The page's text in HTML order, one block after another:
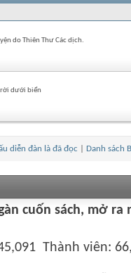
do Thiên Thư Các dịch.
dưới biển
diễn đàn là đã đọc Danh sách
cuốn sách, mở ra
Thành viên